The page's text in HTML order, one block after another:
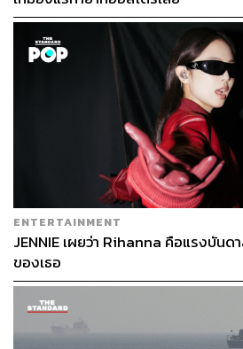
ENTERTAINMENT
JENNIE เผยว่า Rihanna คือแรงบัน
ของเธอ